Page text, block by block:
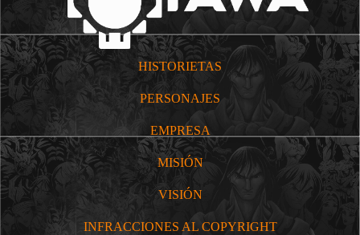
HISTORIETAS
PERSONAJES
EMPRESA
MISIÓN
VISIÓN
INFRACCIONES AL COPYRIGHT